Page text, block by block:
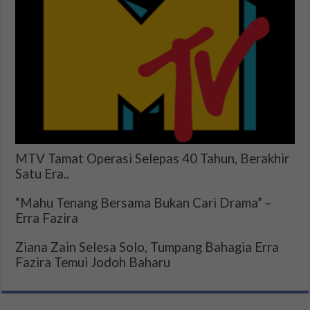
MTV Tamat Operasi Selepas 40 Tahun, Berakhir
Satu Era..
“Mahu Tenang Bersama Bukan Cari Drama” –
Erra Fazira
Ziana Zain Selesa Solo, Tumpang Bahagia Erra
Fazira Temui Jodoh Baharu